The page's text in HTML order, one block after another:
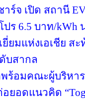
ร์จ เปิด สถานี
ปร 6.5 บาท/kWh
ยี่ยมแห่งเอเชีย
บสากล
ร้อมคณะผู้บริหา
อยอดแนวคิด